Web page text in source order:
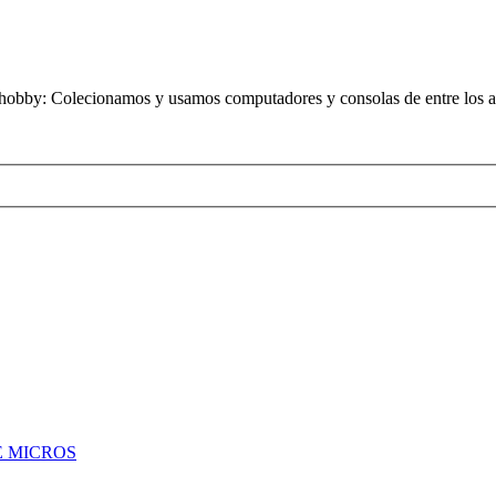
Colecionamos y usamos computadores y consolas de entre los
MICROS